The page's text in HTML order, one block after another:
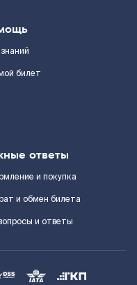
билет
ответы
и покупка
и обмен билета
и ответы